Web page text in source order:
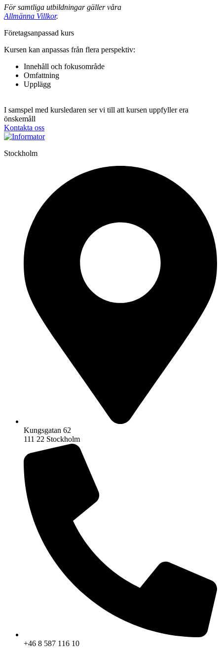
För samtliga utbildningar gäller våra
Allmänna Villkor.
Fö­re­tags­an­pas­sad kurs
Kursen kan anpassas från flera perspektiv:
Innehåll och fokusområde
Omfattning
Upplägg
I samspel med kursledaren ser vi till att kursen uppfyller era
önskemåll
Kontakta oss
Stockholm
Kungsgatan 62
111 22 Stockholm
+46 8 587 116 10